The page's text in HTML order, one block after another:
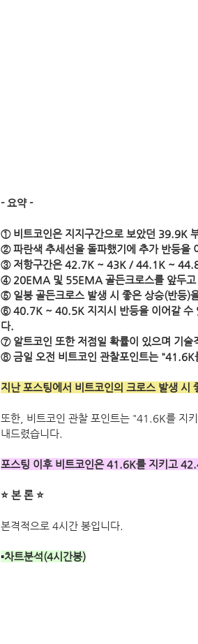
- 요약 -
① 비트코인은 지지구간으로 보았던 39.9K
② 파란색 추세선을 돌파했기에 추가 반등을
③ 저항구간은 42.7K ~ 43K / 44.1K ~
④ 20EMA 및 55EMA 골든크로스를 앞두고
⑤ 일봉 골든크로스 발생 시 좋은 상승(반등)
⑥ 40.7K ~ 40.5K 지지시 반등을 이어갈 수
다.
⑦ 알트코인 또한 저점일 확률이 있으며 기술
⑧ 금일 오전 비트코인 관찰포인트는 "41.6K
지난 포스팅에서 비트코인의 크로스 발생 시
또한, 비트코인 관찰 포인트는 "41.6K를 지
내드렸습니다.
포스팅 이후 비트코인은 41.6K를 지키고
⭐ 본 론 ⭐
본격적으로 4시간 봉입니다.
▪차트분석(4시간봉)